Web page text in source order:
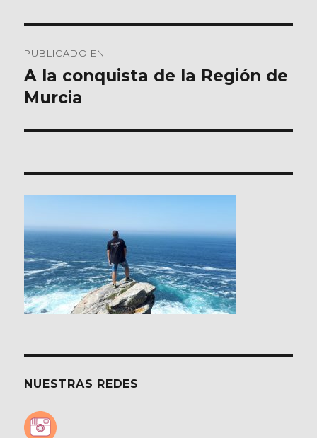
de
entradas
PUBLICADO EN
A la conquista de la Región de
Murcia
NUESTRAS REDES